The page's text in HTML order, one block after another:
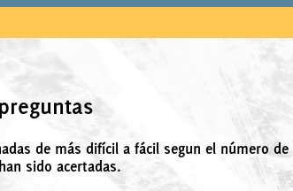
de más difícil a fácil segun el número de
sido acertadas.